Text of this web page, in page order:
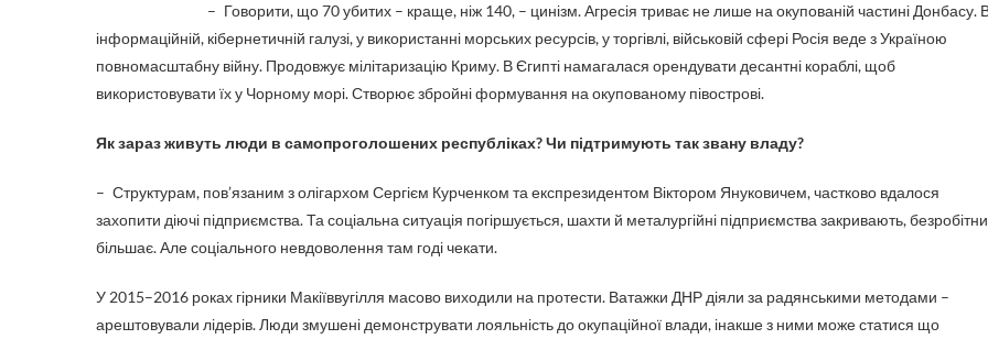
– Говорити, що 70 убитих – краще, ніж 140, – цинізм. Агресія триває не лише на окупованій частині Донбасу.
інформаційній, кібернетичній галузі, у використанні морських ресурсів, у торгівлі, військовій сфері Росія веде з Україною
повномасштабну війну. Продовжує мілітаризацію Криму. В Єгипті намагалася орендувати десантні кораблі, щоб
використовувати їх у Чорному морі. Створює збройні формування на окупованому півострові.
Як зараз живуть люди в самопроголошених республіках? Чи підтримують так звану владу?
– Структурам, пов’язаним з олігархом Сергієм Курченком та експрезидентом Віктором Януковичем, частково вдалося
захопити діючі підприємства. Та соціальна ситуація погіршується, шахти й металургійні підприємства закривають,
більшає. Але соціального невдоволення там годі чекати.
У 2015–2016 роках гірники Макіїввугілля масово виходили на протести. Ватажки ДНР діяли за радянськими методами –
арештовували лідерів. Люди змушені демонструвати лояльність до окупацій­ної влади, інакше з ними може статися що